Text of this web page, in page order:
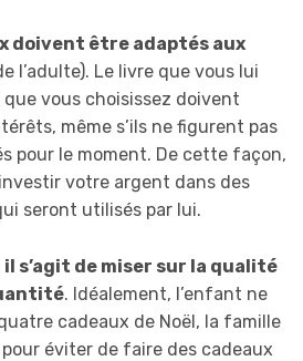
doivent être adaptés aux
l’adulte). Le livre que vous lui
vous choisissez doivent
même s’ils ne figurent pas
pour le moment. De cette façon,
votre argent dans des
seront utilisés par lui.
il s’agit de miser sur la qualité
. Idéalement, l’enfant ne
cadeaux de Noël, la famille
éviter de faire des cadeaux